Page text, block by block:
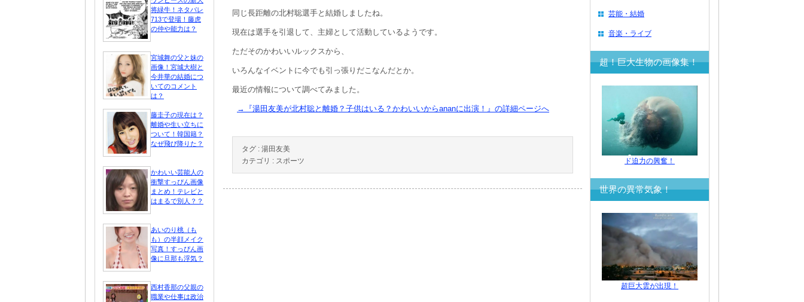
同じ長距離の北村聡選手と結婚しましたね。
現在は選手を引退して、主婦として活動しているようです。
ただそのかわいいルックスから、
いろんなイベントに今でも引っ張りだこなんだとか。
最近の情報について調べてみました。
→『湯田友美が北村聡と離婚？子供はいる？かわいいからananに出演！』の詳細ページへ
タグ : 湯田友美
カテゴリ : スポーツ
将緑牛！ネタバレ
713で登場！藤虎
の仲や能力は？
宮城舞の父と妹の
画像！宮城大樹と
今井華の結婚につ
いてのコメント
は？
藤圭子の現在は？
離婚や生い立ちに
ついて！韓国籍？
なぜ飛び降りた？
かわいい芸能人の
衝撃すっぴん画像
まとめ！テレビと
はまるで別人？？
あいのり桃（も
も）の半顔メイク
写真！すっぴん画
像に旦那も浮気？
西村香那の父親の
職業や仕事は政治
芸能・結婚
音楽・ライブ
超！巨大生物の画像集！
ド迫力の興奮！
世界の異常気象！
超巨大雲が出現！